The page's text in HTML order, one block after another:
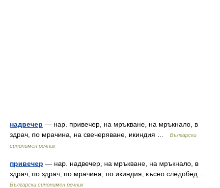
надвечер — нар. привечер, на мръкване, на мръкнало, в
здрач, по мрачина, на свечеряване, икиндия …
Български
синонимен речник
привечер — нар. надвечер, на мръкване, на мръкнало, в
здрач, по здрач, по мрачина, по икиндия, късно следобед …
Български синонимен речник